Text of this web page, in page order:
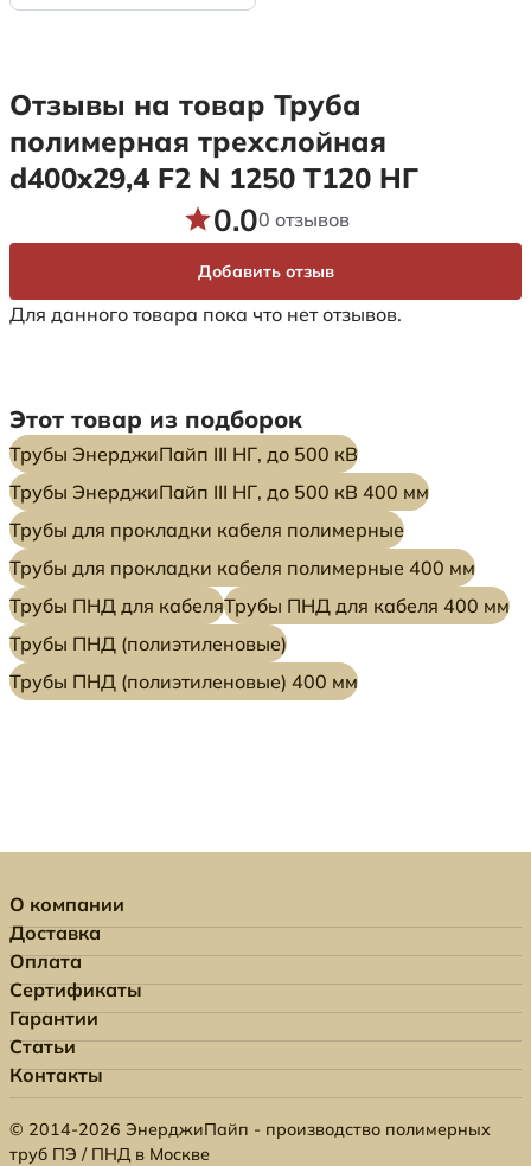
Отзывы на товар Труба
полимерная трехслойная
d400x29,4 F2 N 1250 Т120 НГ
Для данного товара пока что нет отзывов.
0.00 отзывов
Добавить отзыв
Этот товар из подборок
Трубы ЭнерджиПайп III НГ, до 500 кВ
Трубы ЭнерджиПайп III НГ, до 500 кВ 400 мм
Трубы для прокладки кабеля полимерные
Трубы для прокладки кабеля полимерные 400 мм
Трубы ПНД для кабеляТрубы ПНД для кабеля 400 мм
Трубы ПНД (полиэтиленовые)
Трубы ПНД (полиэтиленовые) 400 мм
О компании
Доставка
Оплата
Сертификаты
Гарантии
Статьи
Контакты
© 2014-2026 ЭнерджиПайп - производство полимерных
труб ПЭ / ПНД в Москве